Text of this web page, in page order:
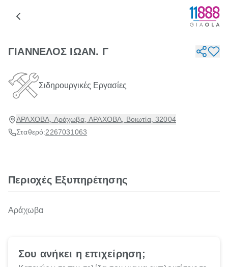
ΓΙΑΝΝΕΛΟΣ ΙΩΑΝ. Γ
Σιδηρουργικές Εργασίες
ΑΡΑΧΟΒΑ, Αράχωβα, ΑΡΑΧΟΒΑ, Βοιωτία, 32004
Σταθερό:2267031063
Περιοχές Εξυπηρέτησης
Αράχωβα
Σου ανήκει η επιχείρηση;